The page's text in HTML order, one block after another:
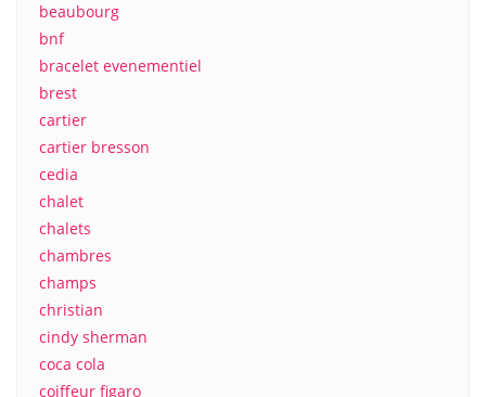
beaubourg
bnf
bracelet evenementiel
brest
cartier
cartier bresson
cedia
chalet
chalets
chambres
champs
christian
cindy sherman
coca cola
coiffeur figaro